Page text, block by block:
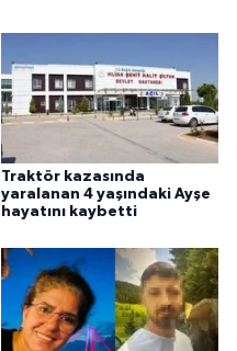
Traktör kazasında
yaralanan 4 yaşındaki Ayşe
hayatını kaybetti